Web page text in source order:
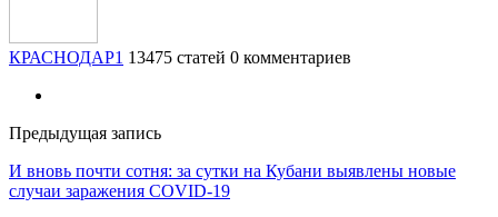
КРАСНОДАР1 13475 статей 0 комментариев
Предыдущая запись
И вновь почти сотня: за сутки на Кубани выявлены новые
случаи заражения COVID-19